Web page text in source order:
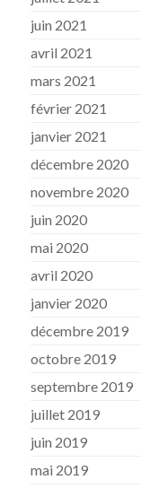
juin 2021
avril 2021
mars 2021
février 2021
janvier 2021
décembre 2020
novembre 2020
juin 2020
mai 2020
avril 2020
janvier 2020
décembre 2019
octobre 2019
septembre 2019
juillet 2019
juin 2019
mai 2019